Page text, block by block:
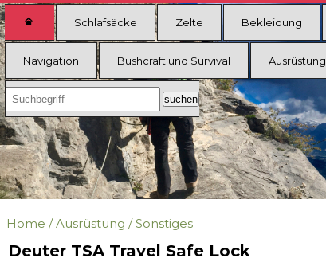
Schlafsäcke Zelte Bekleidung
Navigation Bushcraft und Survival Ausrüstung
Home /Ausrüstung /Sonstiges
Deuter TSA Travel Safe Lock